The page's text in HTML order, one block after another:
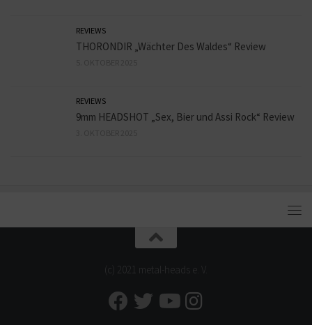
REVIEWS
THORONDIR „Wächter Des Waldes“ Review
REVIEWS
9mm HEADSHOT „Sex, Bier und Assi Rock“ Review
(c) 2021 metal-heads e. V.